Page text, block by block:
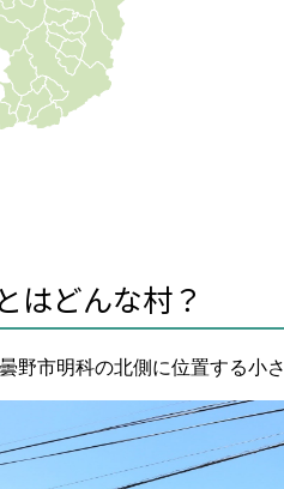
はどんな村？
野市明科の北側に位置する小さ